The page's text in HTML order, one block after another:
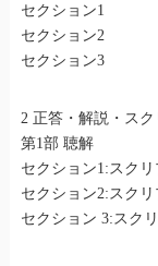
セクション1
セクション2
セクション3
2 正答・解説・ス
第1部 聴解
セクション1:スク
セクション2:スク
セクション 3:スク